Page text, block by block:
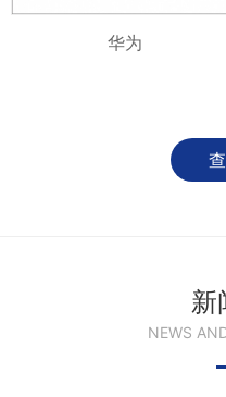
华为
新
NEWS